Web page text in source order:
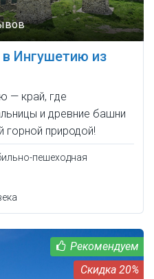
Ингушетию из
— край, где
и древние башни
горной природой!
пешеходная
20%